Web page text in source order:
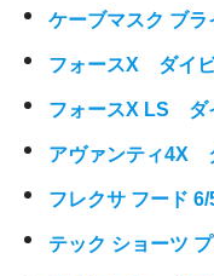
ケーブマスク ブラ
フォースX ダイ
フォースX LS ダ
アヴァンティ4X
フレクサ フード 6/
テック ショーツ